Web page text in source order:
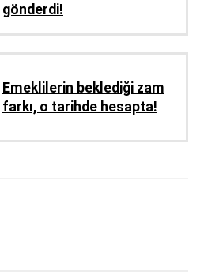
gönderdi!
Emeklilerin beklediği zam
farkı, o tarihde hesapta!